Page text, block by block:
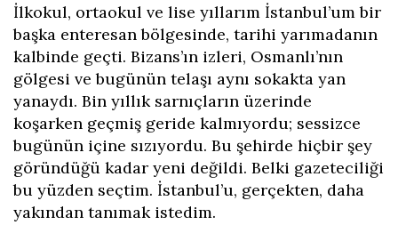
İlkokul, ortaokul ve lise yıllarım İstanbul’um bir
başka enteresan bölgesinde, tarihi yarımadanın
kalbinde geçti. Bizans’ın izleri, Osmanlı’nın
gölgesi ve bugünün telaşı aynı sokakta yan
yanaydı. Bin yıllık sarnıçların üzerinde
koşarken geçmiş geride kalmıyordu; sessizce
bugünün içine sızıyordu. Bu şehirde hiçbir şey
göründüğü kadar yeni değildi. Belki gazeteciliği
bu yüzden seçtim. İstanbul’u, gerçekten, daha
yakından tanımak istedim.